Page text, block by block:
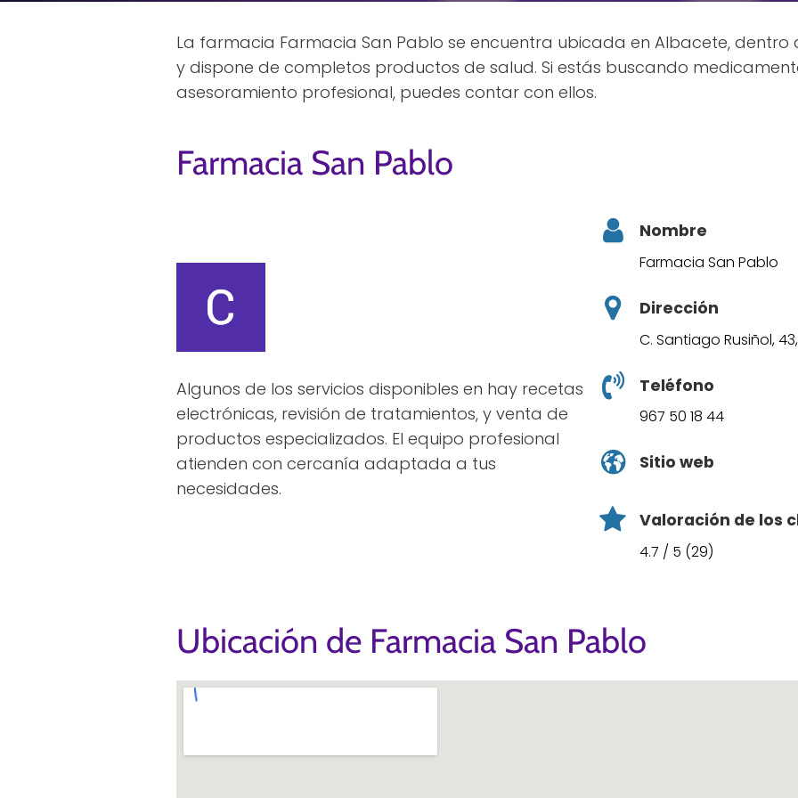
La farmacia Farmacia San Pablo se encuentra ubicada en Albacete, dentro
y dispone de completos productos de salud. Si estás buscando
asesoramiento profesional, puedes contar con ellos.
Farmacia San Pablo
Algunos de los servicios disponibles en hay recetas
electrónicas, revisión de tratamientos, y venta de
productos especializados. El equipo profesional
atienden con cercanía adaptada a tus
necesidades.
Nombre
Farmacia San Pablo
Dirección
C. Santiago Rusiñol,
Teléfono
967 50 18 44
Sitio web
Valoración de los
4.7 / 5 (29)
Ubicación de Farmacia San Pablo